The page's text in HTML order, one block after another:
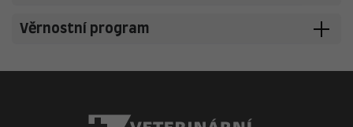
Věrnostní program